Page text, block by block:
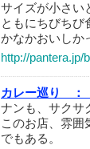
サイズが小さい
ともにちびちび
かなかおいしか
http://pantera.jp/
カレー巡り ：
ナンも、サクサ
このお店、雰囲
でもある。